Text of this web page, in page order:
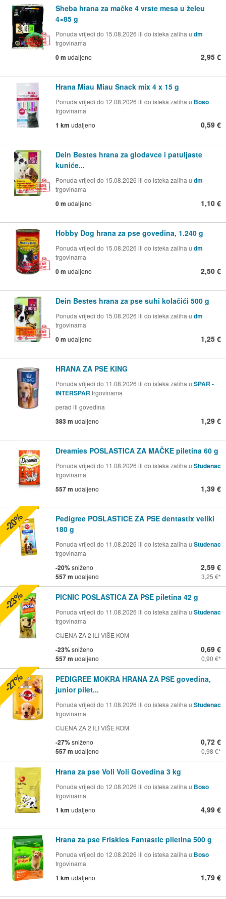
Sheba hrana za mačke 4 vrste mesa u želeu
4×85 g
Ponuda vrijedi do 15.08.2026 ili do isteka zaliha u dm
trgovinama
0 m udaljeno 2,95 €
Hrana Miau Miau Snack mix 4 x 15 g
Ponuda vrijedi do 12.08.2026 ili do isteka zaliha u Boso
trgovinama
1 km udaljeno 0,59 €
Dein Bestes hrana za glodavce i patuljaste
kuniće...
Ponuda vrijedi do 15.08.2026 ili do isteka zaliha u dm
trgovinama
0 m udaljeno 1,10 €
Hobby Dog hrana za pse govedina, 1.240 g
Ponuda vrijedi do 15.08.2026 ili do isteka zaliha u dm
trgovinama
0 m udaljeno 2,50 €
Dein Bestes hrana za pse suhi kolačići 500 g
Ponuda vrijedi do 15.08.2026 ili do isteka zaliha u dm
trgovinama
0 m udaljeno 1,25 €
HRANA ZA PSE KING
Ponuda vrijedi do 11.08.2026 ili do isteka zaliha u SPAR -
INTERSPAR trgovinama
perad ili govedina
383 m udaljeno 1,29 €
Dreamies POSLASTICA ZA MAČKE piletina 60 g
Ponuda vrijedi do 11.08.2026 ili do isteka zaliha u Studenac
trgovinama
557 m udaljeno 1,39 €
Pedigree POSLASTICE ZA PSE dentastix veliki
180 g
Ponuda vrijedi do 11.08.2026 ili do isteka zaliha u Studenac
trgovinama
-20%sniženo
557 m udaljeno
2,59 €
3,25 €
-20%
PICNIC POSLASTICA ZA PSE piletina 42 g
Ponuda vrijedi do 11.08.2026 ili do isteka zaliha u Studenac
trgovinama
CIJENA ZA 2 ILI VIŠE KOM
-23%sniženo
557 m udaljeno
0,69 €
0,90 €
-23%
PEDIGREE MOKRA HRANA ZA PSE govedina,
junior pilet...
Ponuda vrijedi do 11.08.2026 ili do isteka zaliha u Studenac
trgovinama
CIJENA ZA 2 ILI VIŠE KOM
-27%sniženo
557 m udaljeno
0,72 €
0,98 €
-27%
Hrana za pse Voli Voli Govedina 3 kg
Ponuda vrijedi do 12.08.2026 ili do isteka zaliha u Boso
trgovinama
1 km udaljeno 4,99 €
Hrana za pse Friskies Fantastic piletina 500 g
Ponuda vrijedi do 12.08.2026 ili do isteka zaliha u Boso
trgovinama
1 km udaljeno 1,79 €